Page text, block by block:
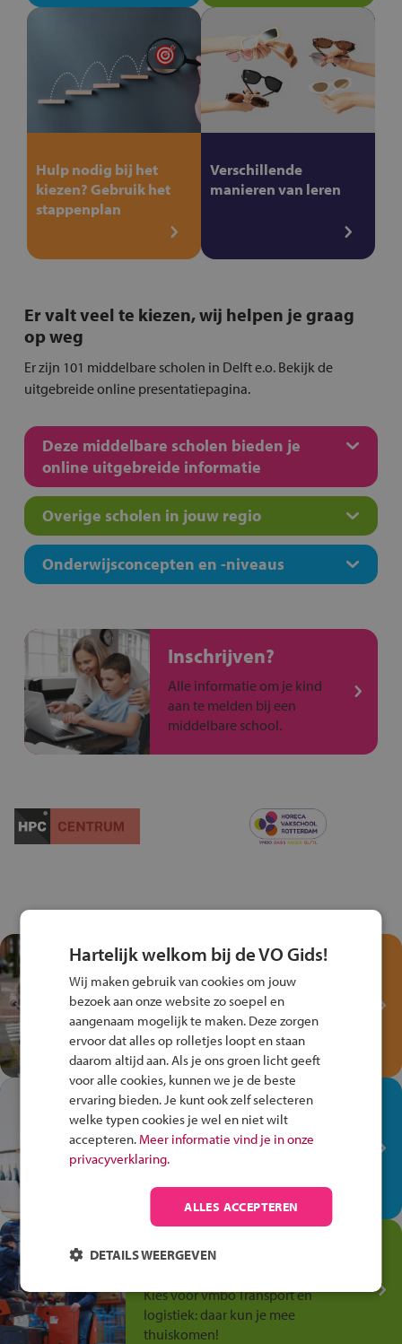
Hulp nodig bij het
kiezen? Gebruik het
stappenplan
Verschillende
manieren van leren
Er valt veel te kiezen, wij helpen je graag
op weg
Er zijn 101 middelbare scholen in Delft e.o. Bekijk de
uitgebreide online presentatiepagina.
Deze middelbare scholen bieden je
online uitgebreide informatie
Overige scholen in jouw regio
Onderwijsconcepten en -niveaus
Inschrijven?
Alle informatie om je kind
aan te melden bij een
middelbare school.
Test je kennis met het
Fiets Veilig
Verkeersspel!
Speel het Fiets Veilig Verkeersspel
en win een Cortina-fiets!
In de winkel ben je op je
plek!
Ontdek via het vmbo jouw talent
anders is!
Transport en Logistiek
Kies voor vmbo Transport en
logistiek: daar kun je mee
thuiskomen!
Hartelijk welkom bij de VO Gids!
Wij maken gebruik van cookies om jouw
bezoek aan onze website zo soepel en
aangenaam mogelijk te maken. Deze zorgen
ervoor dat alles op rolletjes loopt en staan
daarom altijd aan. Als je ons groen licht geeft
voor alle cookies, kunnen we je de beste
ervaring bieden. Je kunt ook zelf selecteren
welke typen cookies je wel en niet wilt
accepteren. Meer informatie vind je in onze
privacyverklaring.
ALLES ACCEPTEREN
DETAILS WEERGEVEN